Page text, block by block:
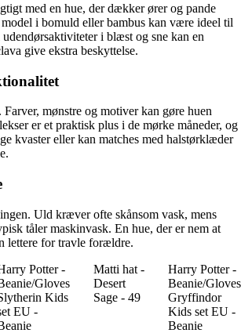
med en hue, der dækker ører og pande
model i bomuld eller bambus kan være ideel til
i blæst og sne kan en
give ekstra beskyttelse.
mønstre og motiver kan gøre huen
er et praktisk plus i de mørke måneder, og
kvaster eller kan matches med halstørklæder
Uld kræver ofte skånsom vask, mens
tåler maskinvask. En hue, der er nem at
lettere for travle forældre.
Potter -
Gloves
Kids
EU -
Matti hat -
Desert
Sage - 49
Harry Potter -
Beanie/Gloves
Gryffindor
Kids set EU -
Beanie